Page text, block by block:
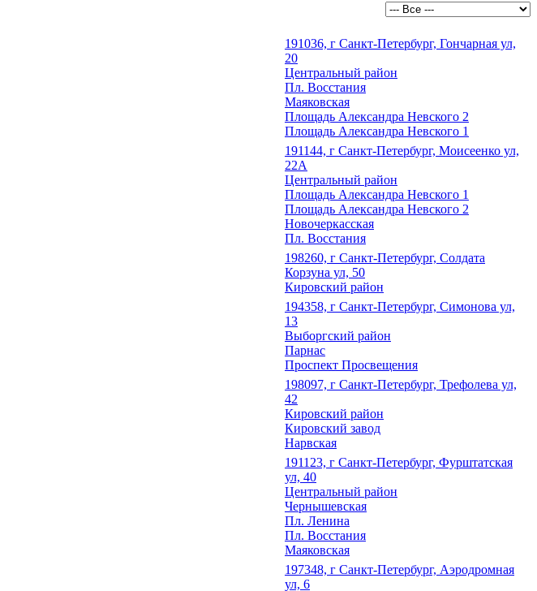
191036, г Санкт-Петербург, Гончарная ул,
20
Центральный район
Пл. Восстания
Маяковская
Площадь Александра Невского 2
Площадь Александра Невского 1
191144, г Санкт-Петербург, Моисеенко ул,
22А
Центральный район
Площадь Александра Невского 1
Площадь Александра Невского 2
Новочеркасская
Пл. Восстания
198260, г Санкт-Петербург, Солдата
Корзуна ул, 50
Кировский район
194358, г Санкт-Петербург, Симонова ул,
13
Выборгский район
Парнас
Проспект Просвещения
198097, г Санкт-Петербург, Трефолева ул,
42
Кировский район
Кировский завод
Нарвская
191123, г Санкт-Петербург, Фурштатская
ул, 40
Центральный район
Чернышевская
Пл. Ленина
Пл. Восстания
Маяковская
197348, г Санкт-Петербург, Аэродромная
ул, 6